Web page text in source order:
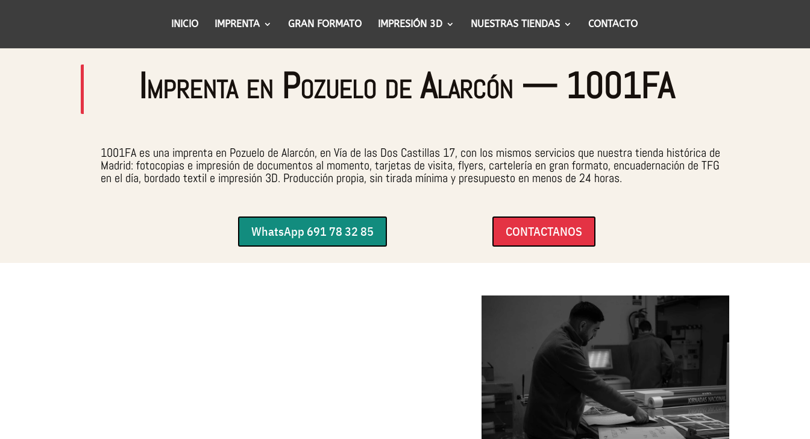
INICIO IMPRENTA GRAN FORMATO IMPRESIÓN 3D NUESTRAS TIENDAS CONTACTO
Imprenta en Pozuelo de Alarcón — 1001FA
1001FA es una imprenta en Pozuelo de Alarcón, en Vía de las Dos Castillas 17, con los mismos servicios que nuestra tienda histórica de
Madrid: fotocopias e impresión de documentos al momento, tarjetas de visita, flyers, cartelería en gran formato, encuadernación de TFG
en el día, bordado textil e impresión 3D. Producción propia, sin tirada mínima y presupuesto en menos de 24 horas.
WhatsApp 691 78 32 85 CONTACTANOS